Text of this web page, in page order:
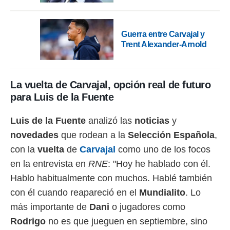
similares
como
IP
de
traten tus
a lo que
su
Guerra entre Carvajal y
Trent Alexander-Arnold
La vuelta de Carvajal, opción real de futuro
para Luis de la Fuente
Luis de la Fuente analizó las noticias y
novedades que rodean a la Selección Española,
con la vuelta de Carvajal como uno de los focos
en la entrevista en RNE: "Hoy he hablado con él.
Hablo habitualmente con muchos. Hablé también
con él cuando reapareció en el Mundialito. Lo
más importante de Dani o jugadores como
Rodrigo no es que jueguen en septiembre, sino